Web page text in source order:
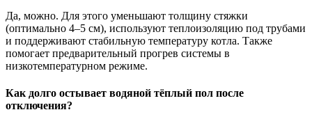
Да, можно. Для этого уменьшают толщину стяжки
(оптимально 4–5 см), используют теплоизоляцию под трубами
и поддерживают стабильную температуру котла. Также
помогает предварительный прогрев системы в
низкотемпературном режиме.
Как долго остывает водяной тёплый пол после
отключения?